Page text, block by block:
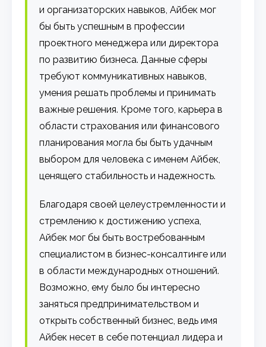
и организаторских навыков, Айбек мог
бы быть успешным в профессии
проектного менеджера или директора
по развитию бизнеса. Данные сферы
требуют коммуникативных навыков,
умения решать проблемы и принимать
важные решения. Кроме того, карьера в
области страхования или финансового
планирования могла бы быть удачным
выбором для человека с именем Айбек,
ценящего стабильность и надежность.
Благодаря своей целеустремленности и
стремлению к достижению успеха,
Айбек мог бы быть востребованным
специалистом в бизнес-консалтинге или
в области международных отношений.
Возможно, ему было бы интересно
заняться предпринимательством и
открыть собственный бизнес, ведь имя
Айбек несет в себе потенциал лидера и